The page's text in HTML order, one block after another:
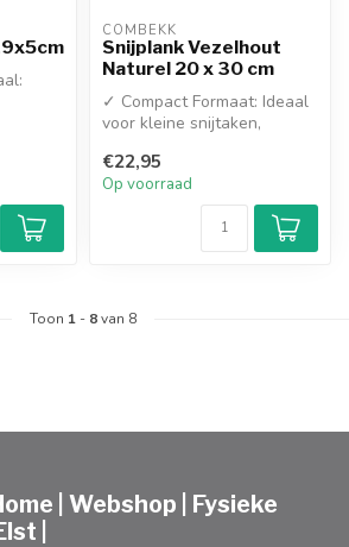
COMBEKK
Snijplank Vezelhout
Naturel 20 x 30 cm
✓ Compact Formaat: Ideaal
voor kleine snijtaken,
makkelijk ...
€22,95
Op voorraad
Toon 1 - 8van 8
| Webshop | Fysieke
|